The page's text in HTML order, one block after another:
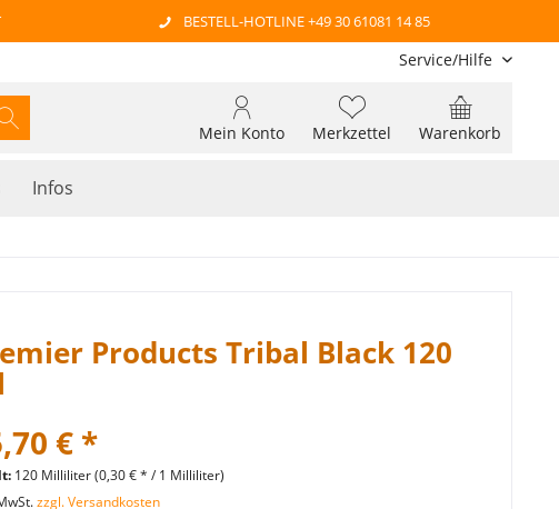
BESTELL-HOTLINE +49 30 61081 14 85
Service/Hilfe
Warenkorb
Merkzettel
Mein Konto
Infos
Products Tribal Black 120
€ *
120 Milliliter (0,30 € * / 1 Milliliter)
zzgl. Versandkosten